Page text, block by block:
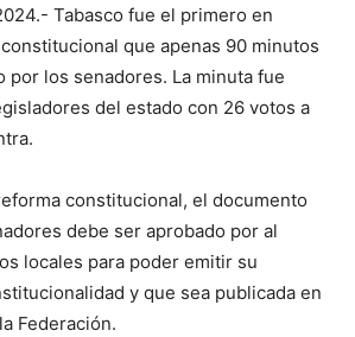
Tabasco fue el primero en
que apenas 90 minutos
por los senadores. La minuta fue
del estado con 26 votos a
constitucional, el documento
debe ser aprobado por al
locales para poder emitir su
y que sea publicada en
Federación.